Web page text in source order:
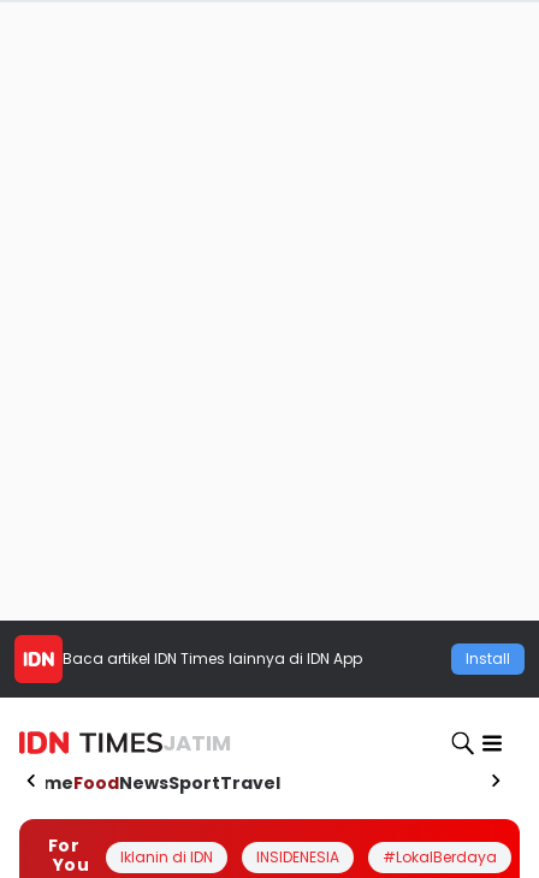
Baca artikel IDN Times lainnya di IDN App Install
JATIM
HomeFoodNewsSportTravel
For
You
Iklanin di IDN INSIDENESIA #LokalBerdaya